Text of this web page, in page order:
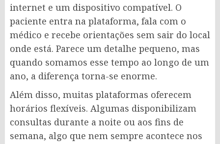
internet e um dispositivo compatível. O
paciente entra na plataforma, fala com o
médico e recebe orientações sem sair do local
onde está. Parece um detalhe pequeno, mas
quando somamos esse tempo ao longo de um
ano, a diferença torna-se enorme.
Além disso, muitas plataformas oferecem
horários flexíveis. Algumas disponibilizam
consultas durante a noite ou aos fins de
semana, algo que nem sempre acontece nos